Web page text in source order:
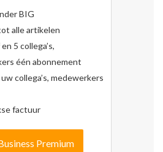
BIG
alle artikelen
5 collega’s,
één abonnement
collega’s, medewerkers
factuur
Premium